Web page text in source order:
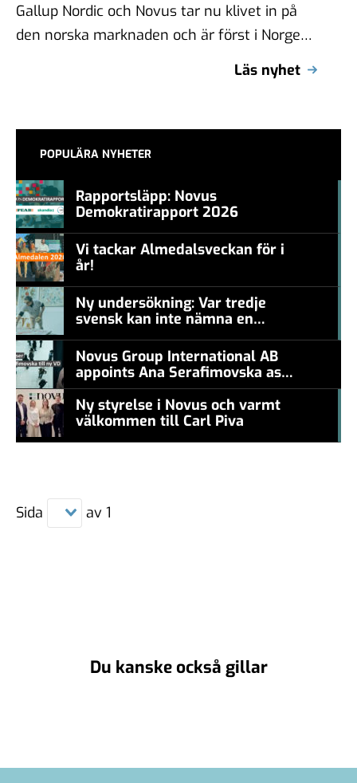
Gallup Nordic och Novus tar nu klivet in på
den norska marknaden och är först i Norge
Läs nyhet
POPULÄRA NYHETER
Rapportsläpp: Novus
Demokratirapport 2026
Vi tackar Almedalsveckan för i
år!
Ny undersökning: Var tredje
svensk kan inte nämna en
Novus Group International AB
appoints Ana Serafimovska as
new CEO
Ny styrelse i Novus och varmt
välkommen till Carl Piva
Sida av 1
Du kanske också gillar